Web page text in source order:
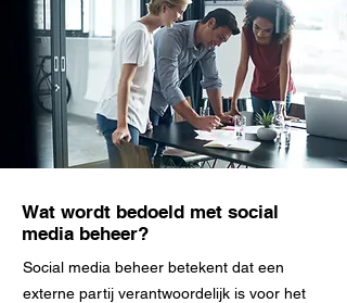
Wat wordt bedoeld met social
media beheer?
Social media beheer betekent dat een
externe partij verantwoordelijk is voor het